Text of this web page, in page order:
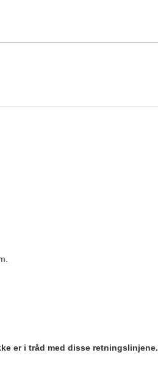
er i tråd med disse retningslinjene.